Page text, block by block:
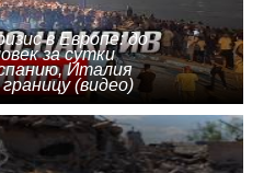
в Европе: до
за сутки
Италия
(видео)